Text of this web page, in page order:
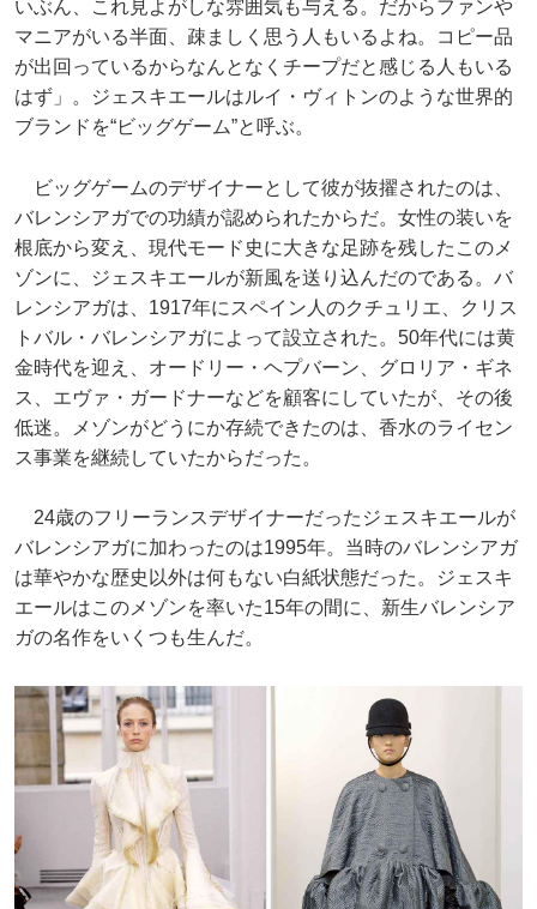
いぶん、これ見よがしな雰囲気も与える。だからファンや
マニアがいる半面、疎ましく思う人もいるよね。コピー品
が出回っているからなんとなくチープだと感じる人もいる
はず」。ジェスキエールはルイ・ヴィトンのような世界的
ブランドを“ビッグゲーム”と呼ぶ。
ビッグゲームのデザイナーとして彼が抜擢されたのは、
バレンシアガでの功績が認められたからだ。女性の装いを
根底から変え、現代モード史に大きな足跡を残したこのメ
ゾンに、ジェスキエールが新風を送り込んだのである。バ
レンシアガは、1917年にスペイン人のクチュリエ、クリス
トバル・バレンシアガによって設立された。50年代には黄
金時代を迎え、オードリー・ヘプバーン、グロリア・ギネ
ス、エヴァ・ガードナーなどを顧客にしていたが、その後
低迷。メゾンがどうにか存続できたのは、香水のライセン
ス事業を継続していたからだった。
24歳のフリーランスデザイナーだったジェスキエールが
バレンシアガに加わったのは1995年。当時のバレンシアガ
は華やかな歴史以外は何もない白紙状態だった。ジェスキ
エールはこのメゾンを率いた15年の間に、新生バレンシア
ガの名作をいくつも生んだ。